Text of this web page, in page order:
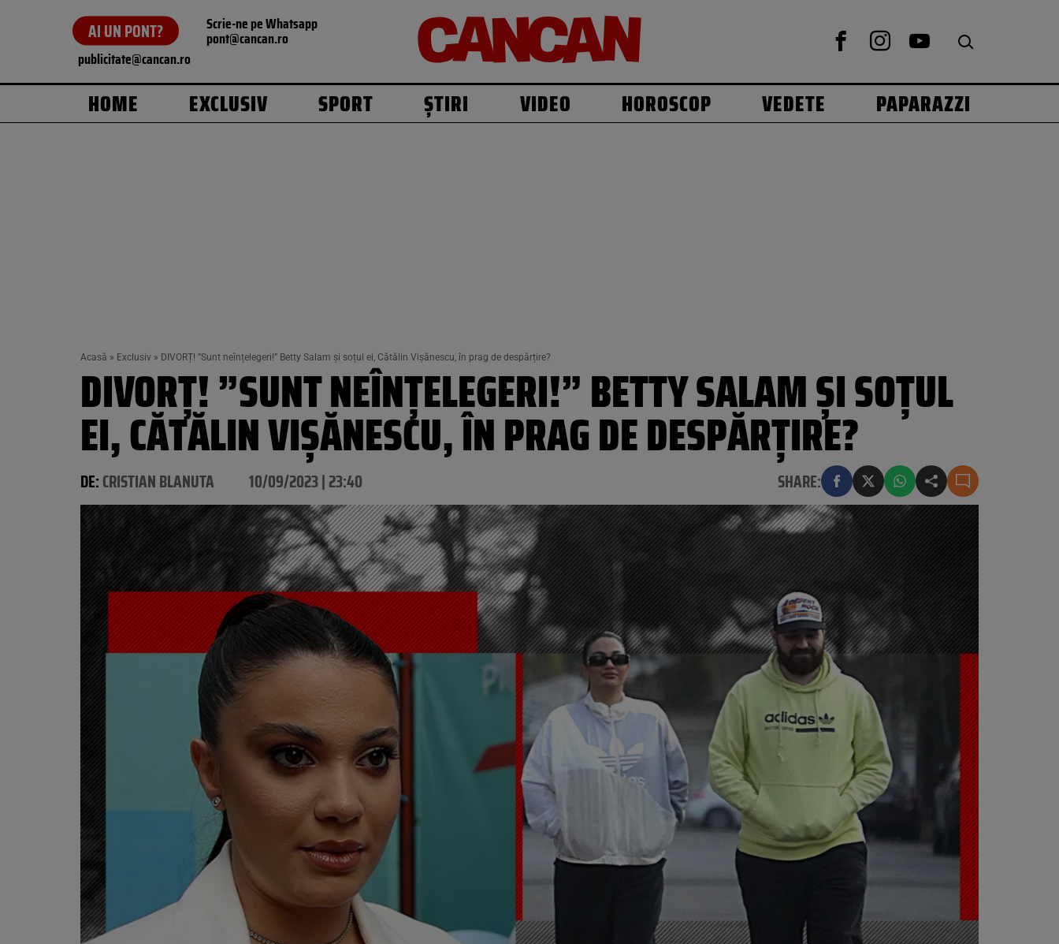
AI UN PONT? Scrie-ne pe Whatsapp
pont@cancan.ro
publicitate@cancan.ro
HOME EXCLUSIV SPORT ȘTIRI VIDEO HOROSCOP VEDETE PAPARAZZI
Acasă » Exclusiv » DIVORȚ! ”Sunt neînțelegeri!” Betty Salam și soțul ei, Cătălin Vișănescu, în prag de despărțire?
DIVORȚ! ”SUNT NEÎNȚELEGERI!” BETTY SALAM ȘI SOȚUL
EI, CĂTĂLIN VIȘĂNESCU, ÎN PRAG DE DESPĂRȚIRE?
DE:CRISTIAN BLANUTA 10/09/2023 | 23:40 SHARE: